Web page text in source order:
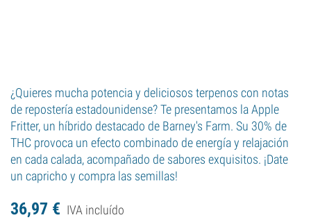
¿Quieres mucha potencia y deliciosos terpenos con notas
de repostería estadounidense? Te presentamos la Apple
Fritter, un híbrido destacado de Barney's Farm. Su 30% de
THC provoca un efecto combinado de energía y relajación
en cada calada, acompañado de sabores exquisitos. ¡Date
un capricho y compra las semillas!
36,97 € IVA incluído